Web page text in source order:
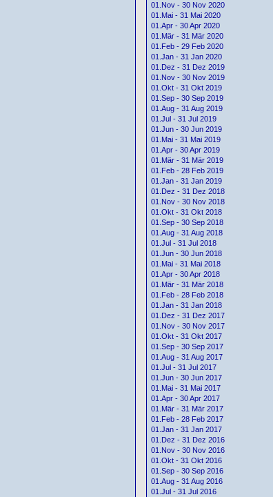
01.Nov - 30 Nov 2020
01.Mai - 31 Mai 2020
01.Apr - 30 Apr 2020
01.Mär - 31 Mär 2020
01.Feb - 29 Feb 2020
01.Jan - 31 Jan 2020
01.Dez - 31 Dez 2019
01.Nov - 30 Nov 2019
01.Okt - 31 Okt 2019
01.Sep - 30 Sep 2019
01.Aug - 31 Aug 2019
01.Jul - 31 Jul 2019
01.Jun - 30 Jun 2019
01.Mai - 31 Mai 2019
01.Apr - 30 Apr 2019
01.Mär - 31 Mär 2019
01.Feb - 28 Feb 2019
01.Jan - 31 Jan 2019
01.Dez - 31 Dez 2018
01.Nov - 30 Nov 2018
01.Okt - 31 Okt 2018
01.Sep - 30 Sep 2018
01.Aug - 31 Aug 2018
01.Jul - 31 Jul 2018
01.Jun - 30 Jun 2018
01.Mai - 31 Mai 2018
01.Apr - 30 Apr 2018
01.Mär - 31 Mär 2018
01.Feb - 28 Feb 2018
01.Jan - 31 Jan 2018
01.Dez - 31 Dez 2017
01.Nov - 30 Nov 2017
01.Okt - 31 Okt 2017
01.Sep - 30 Sep 2017
01.Aug - 31 Aug 2017
01.Jul - 31 Jul 2017
01.Jun - 30 Jun 2017
01.Mai - 31 Mai 2017
01.Apr - 30 Apr 2017
01.Mär - 31 Mär 2017
01.Feb - 28 Feb 2017
01.Jan - 31 Jan 2017
01.Dez - 31 Dez 2016
01.Nov - 30 Nov 2016
01.Okt - 31 Okt 2016
01.Sep - 30 Sep 2016
01.Aug - 31 Aug 2016
01.Jul - 31 Jul 2016